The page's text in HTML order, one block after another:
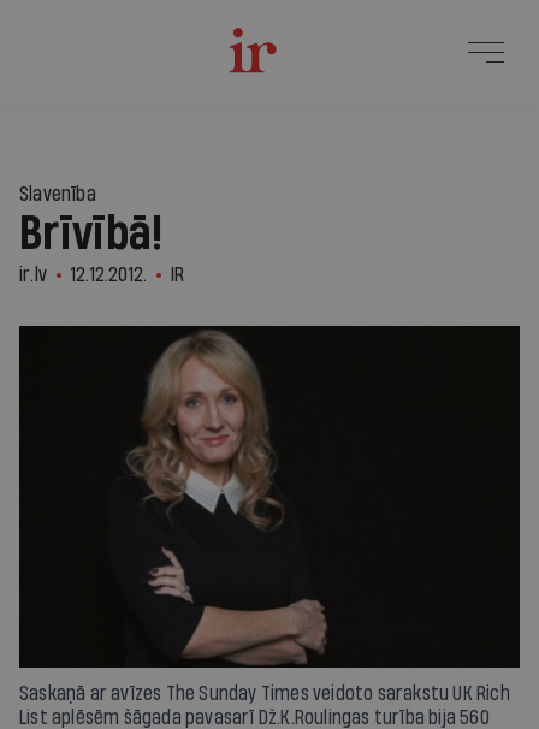
Slavenība
Brīvībā!
ir.lv 12.12.2012. IR
Saskaņā ar avīzes The Sunday Times veidoto sarakstu UK Rich
List aplēsēm šāgada pavasarī Dž.K.Roulingas turība bija 560